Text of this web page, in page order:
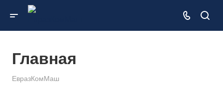
Главная
ЕвразКомМаш